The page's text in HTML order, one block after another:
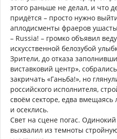
этого раньше не делал, и что
придётся – просто нужно
аплодисменты фраеров
– Russia! – громко объявил
искусственной белозубой
Зрители, до отказа
виставковий центр»,
закричать «Ганьба!», но
российского исполнителя,
своём секторе, едва
и осеклись.
Свет на сцене погас.
выхвалил из темноты